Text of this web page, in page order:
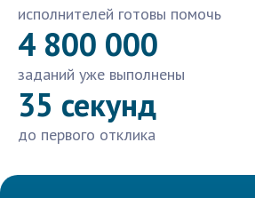
исполнителей готовы помочь
4 800 000
заданий уже выполнены
35 секунд
до первого отклика